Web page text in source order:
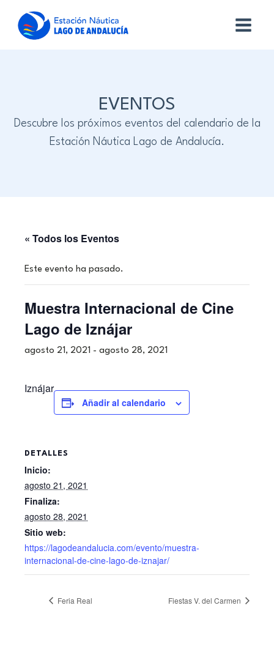
EVENTOS
Descubre los próximos eventos del calendario de la
Estación Náutica Lago de Andalucía.
« Todos los Eventos
Este evento ha pasado.
Muestra Internacional de Cine
Lago de Iznájar
agosto 21, 2021 - agosto 28, 2021
Iznájar
Añadir al calendario
DETALLES
Inicio:
agosto 21, 2021
Finaliza:
agosto 28, 2021
Sitio web:
https://lagodeandalucia.com/evento/muestra-
internacional-de-cine-lago-de-iznajar/
Feria Real Fiestas V. del Carmen